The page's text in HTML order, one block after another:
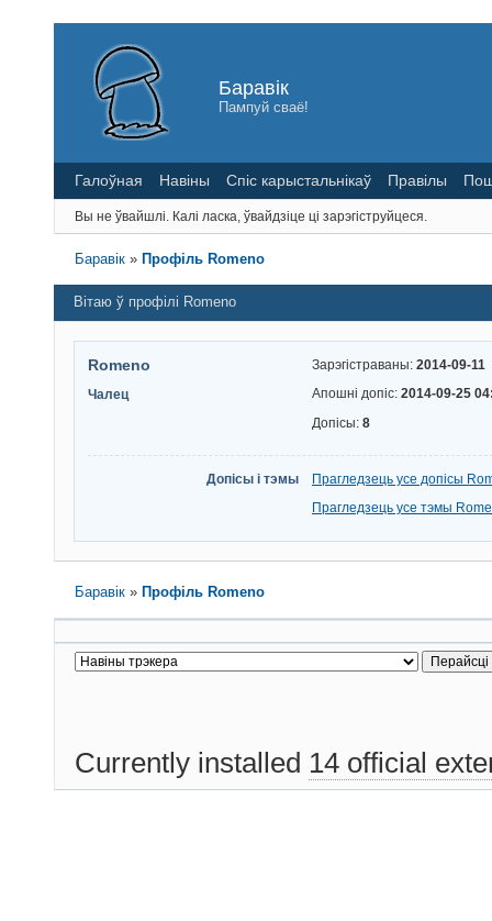
Баравік
Пампуй сваё!
Галоўная Навіны Спіс карыстальнікаў Правілы
Вы не ўвайшлі. Калі ласка, ўвайдзіце ці зарэгіструйцеся.
Баравік » Профіль Romeno
Вітаю ў профілі Romeno
Romeno
Чалец
Зарэгістраваны: 2014-09-11
Апошні допіс: 2014-09-25
Допісы: 8
Допісы і тэмы
Прагледзець усе допісы
Прагледзець усе тэмы
Баравік » Профіль Romeno
Currently installed 14 official